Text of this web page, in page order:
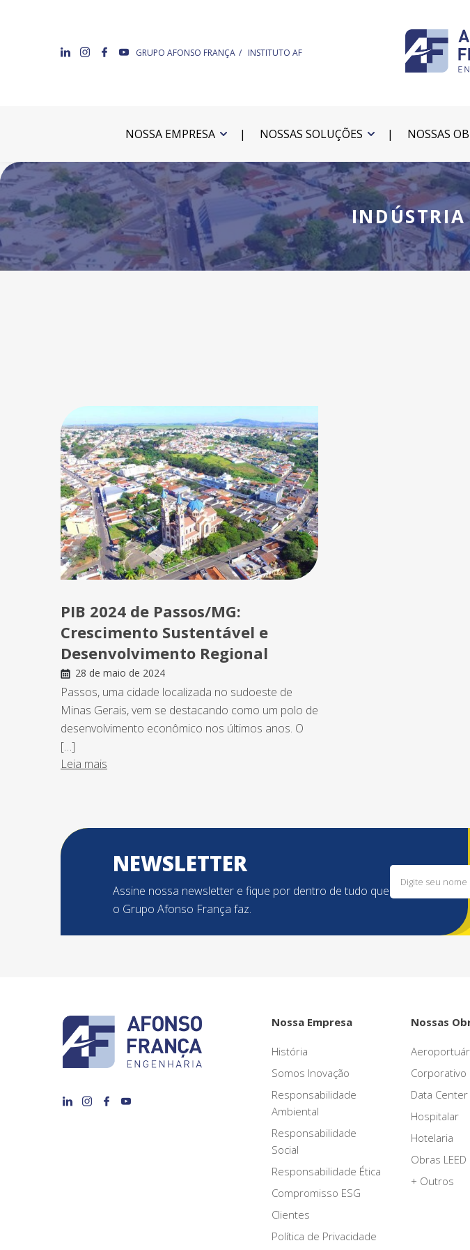
GRUPO AFONSO FRANÇA INSTITUTO AF
NOSSA EMPRESA NOSSAS SOLUÇÕES NOSSAS
PIB 2024 de Passos/MG:
Crescimento Sustentável e
Desenvolvimento Regional
28 de maio de 2024
Passos, uma cidade localizada no sudoeste de
Minas Gerais, vem se destacando como um polo de
desenvolvimento econômico nos últimos anos. O
[…]
Leia mais
NEWSLETTER
Assine nossa newsletter e fique por dentro de tudo que
o Grupo Afonso França faz.
Nossa Empresa
História
Somos Inovação
Responsabilidade
Ambiental
Responsabilidade
Social
Responsabilidade Ética
Compromisso ESG
Clientes
Política de Privacidade
Nossas
Corporativo
Data Center
Hospitalar
Hotelaria
Obras LEED
+ Outros